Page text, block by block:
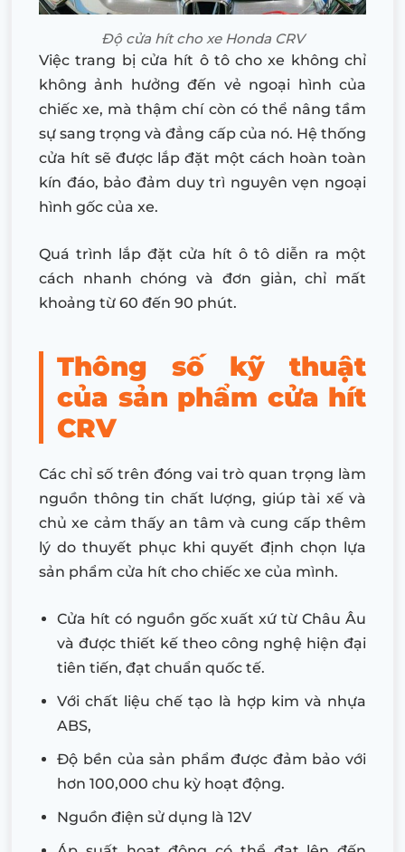
Độ cửa hít cho xe Honda CRV
Việc trang bị cửa hít ô tô cho xe không chỉ
không ảnh hưởng đến vẻ ngoại hình của
chiếc xe, mà thậm chí còn có thể nâng tầm
sự sang trọng và đẳng cấp của nó. Hệ thống
cửa hít sẽ được lắp đặt một cách hoàn toàn
kín đáo, bảo đảm duy trì nguyên vẹn ngoại
hình gốc của xe.
Quá trình lắp đặt cửa hít ô tô diễn ra một
cách nhanh chóng và đơn giản, chỉ mất
khoảng từ 60 đến 90 phút.
Thông số kỹ thuật
của sản phẩm cửa hít
CRV
Các chỉ số trên đóng vai trò quan trọng làm
nguồn thông tin chất lượng, giúp tài xế và
chủ xe cảm thấy an tâm và cung cấp thêm
lý do thuyết phục khi quyết định chọn lựa
sản phẩm cửa hít cho chiếc xe của mình.
Cửa hít có nguồn gốc xuất xứ từ Châu Âu
và được thiết kế theo công nghệ hiện đại
tiên tiến, đạt chuẩn quốc tế.
Với chất liệu chế tạo là hợp kim và nhựa
ABS,
Độ bền của sản phẩm được đảm bảo với
hơn 100,000 chu kỳ hoạt động.
Nguồn điện sử dụng là 12V